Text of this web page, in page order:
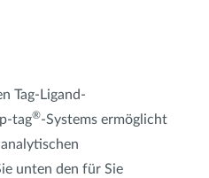
Tag-Ligand-
tag®-Systems ermöglicht
unten den für Sie